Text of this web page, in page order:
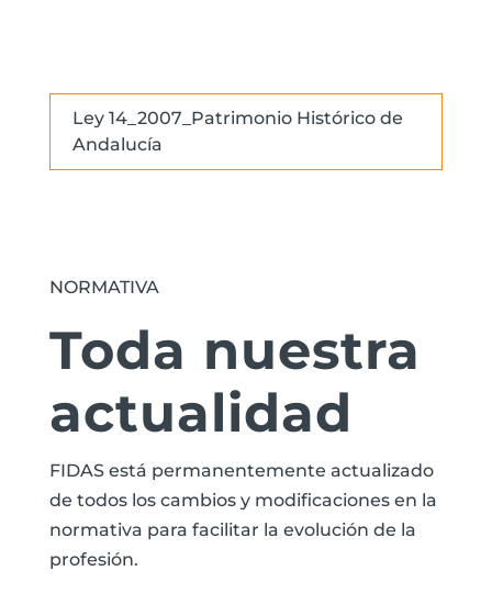
Ley 14_2007_Patrimonio Histórico de
Andalucía
NORMATIVA
Toda nuestra
actualidad
FIDAS está permanentemente actualizado
de todos los cambios y modificaciones en la
normativa para facilitar la evolución de la
profesión.